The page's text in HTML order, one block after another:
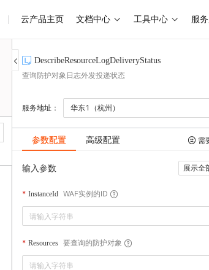
云产品主页 文档中心 工具中心 服
DescribeResourceLogDeliveryStatus
查询防护对象日志外发投递状态
服务地址： 华东1（杭州）
参数配置 高级配置 需
输入参数 展示全
InstanceId WAF实例的ID
Resources 要查询的防护对象